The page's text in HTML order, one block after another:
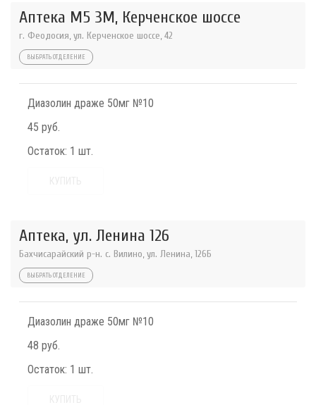
Аптека М5 3М, Керченское шоссе
г. Феодосия, ул. Керченское шоссе, 42
ВЫБРАТЬ ОТДЕЛЕНИЕ
Диазолин драже 50мг №10
45 руб.
Остаток: 1 шт.
Аптека, ул. Ленина 126
Бахчисарайский р-н. с. Вилино, ул. Ленина, 126Б
ВЫБРАТЬ ОТДЕЛЕНИЕ
Диазолин драже 50мг №10
48 руб.
Остаток: 1 шт.